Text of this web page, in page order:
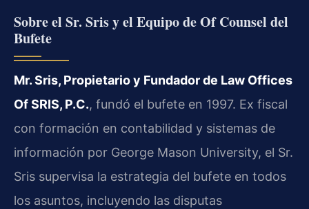
Sobre el Sr. Sris y el Equipo de Of Counsel del
Bufete
Mr. Sris, Propietario y Fundador de Law Offices
Of SRIS, P.C., fundó el bufete en 1997. Ex fiscal
con formación en contabilidad y sistemas de
información por George Mason University, el Sr.
Sris supervisa la estrategia del bufete en todos
los asuntos, incluyendo las disputas